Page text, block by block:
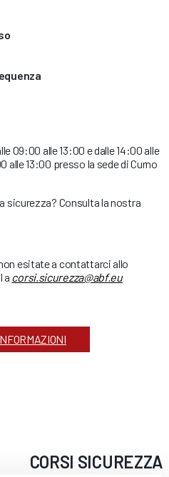
09:00 alle 13:00 e dalle 14:00 alle
alle 13:00 presso la sede di Curno
sicurezza? Consulta la nostra
esitate a contattarci allo
a corsi.sicurezza@abf.eu
CORSI SICUREZZA